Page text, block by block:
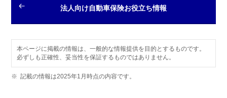
法人向け自動車保険お役立ち情報
本ページに掲載の情報は、一般的な情報提供を目的とするものです。
必ずしも正確性、妥当性を保証するものではありません。
※ 記載の情報は2025年1月時点の内容です。